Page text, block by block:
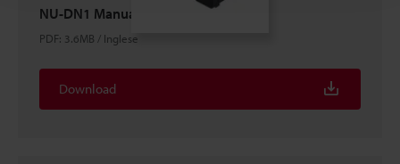
NU-DN1 Manuale Utente
PDF: 3.6MB / Inglese
Download